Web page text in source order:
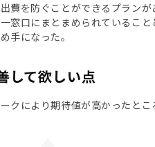
費を防ぐことができるプラン
窓口にまとまめられているこ
手になった。
して欲しい点
クにより期待値が高かったと